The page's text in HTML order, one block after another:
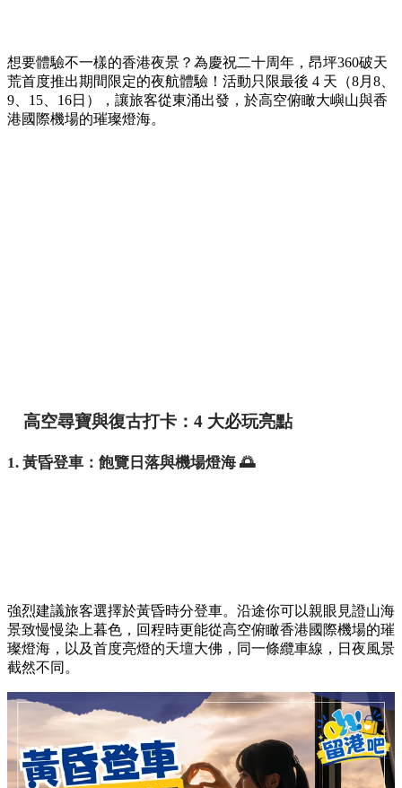
想要體驗不一樣的香港夜景？為慶祝二十周年，昂坪360破天
荒首度推出期間限定的夜航體驗！活動只限最後 4 天（8月8、
9、15、16日），讓旅客從東涌出發，於高空俯瞰大嶼山與香
港國際機場的璀璨燈海。
高空尋寶與復古打卡：4 大必玩亮點
1. 黃昏登車：飽覽日落與機場燈海 🌅
強烈建議旅客選擇於黃昏時分登車。沿途你可以親眼見證山海
景致慢慢染上暮色，回程時更能從高空俯瞰香港國際機場的璀
璨燈海，以及首度亮燈的天壇大佛，同一條纜車線，日夜風景
截然不同。